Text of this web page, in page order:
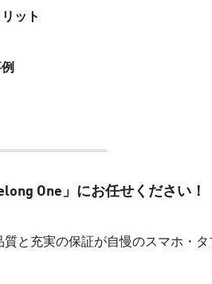
ット
One」にお任せください！
質と充実の保証が自慢のスマホ・